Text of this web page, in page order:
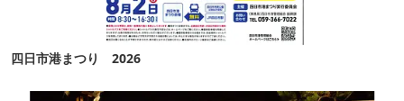
四日市港まつり 2026